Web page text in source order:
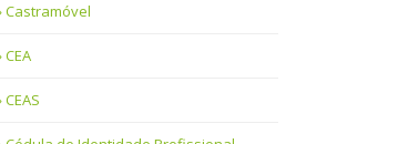
Castramóvel
CEA
CEAS